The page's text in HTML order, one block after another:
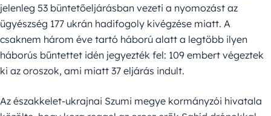
jelenleg 53 büntetőeljárásban vezeti a nyomozást az
ügyészség 177 ukrán hadifogoly kivégzése miatt. A
csaknem három éve tartó háború alatt a legtöbb ilyen
háborús bűntettet idén jegyezték fel: 109 embert végeztek
ki az oroszok, ami miatt 37 eljárás indult.
Az északkelet-ukrajnai Szumi megye kormányzói hivatala